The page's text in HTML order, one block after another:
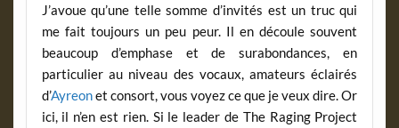
J’avoue qu’une telle somme d’invités est un truc qui
me fait toujours un peu peur. Il en découle souvent
beaucoup d’emphase et de surabondances, en
particulier au niveau des vocaux, amateurs éclairés
d’Ayreonet consort, vous voyez ce que je veux dire. Or
ici, il n’en est rien. Si le leader de The Raging Project